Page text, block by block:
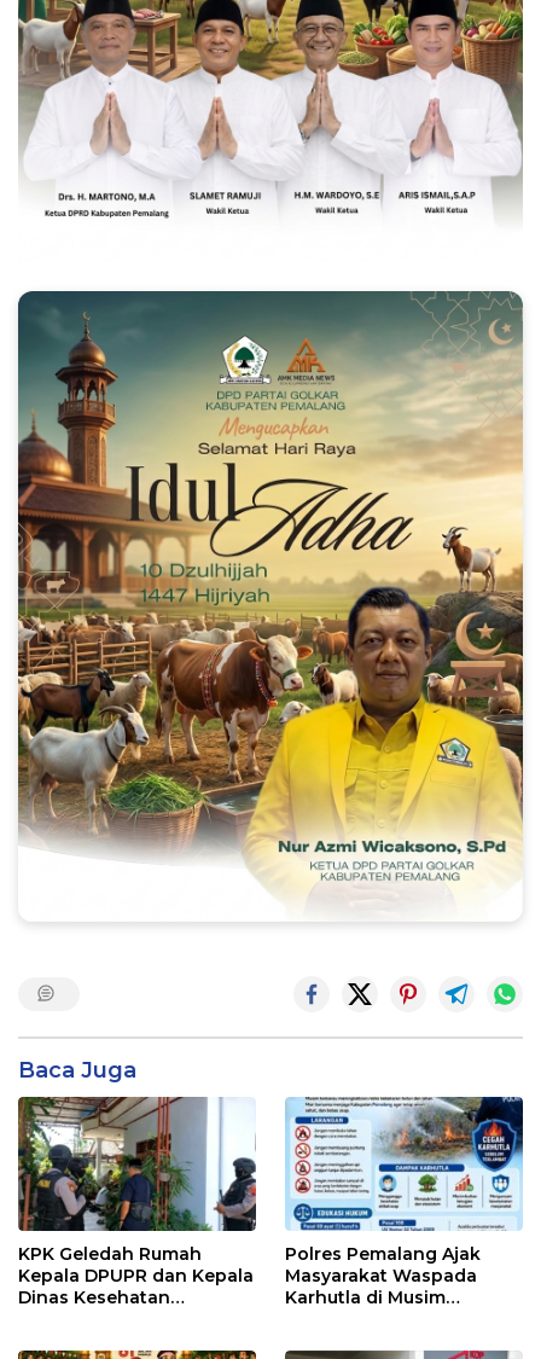
Baca Juga
KPK Geledah Rumah
Kepala DPUPR dan Kepala
Dinas Kesehatan
Polres Pemalang Ajak
Masyarakat Waspada
Karhutla di Musim